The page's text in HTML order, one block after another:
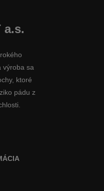
a.s.
výroba sa
ktoré
pádu z